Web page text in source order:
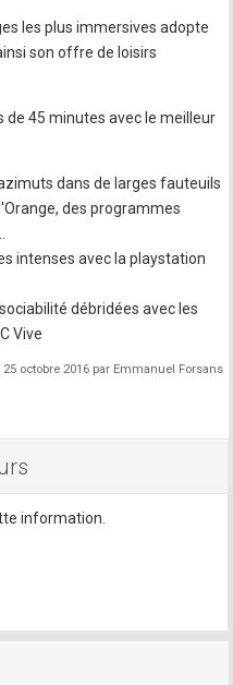
les plus immersives adopte
son offre de loisirs
de 45 minutes avec le meilleur
dans de larges fauteuils
des programmes
intenses avec la playstation
débridées avec les
Vive
25 octobre 2016 par Emmanuel Forsans
information.